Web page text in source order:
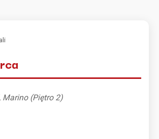
Marino (Piętro 2)